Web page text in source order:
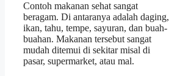
Contoh makanan sehat sangat
beragam. Di antaranya adalah daging,
ikan, tahu, tempe, sayuran, dan buah-
buahan. Makanan tersebut sangat
mudah ditemui di sekitar misal di
pasar, supermarket, atau mal.